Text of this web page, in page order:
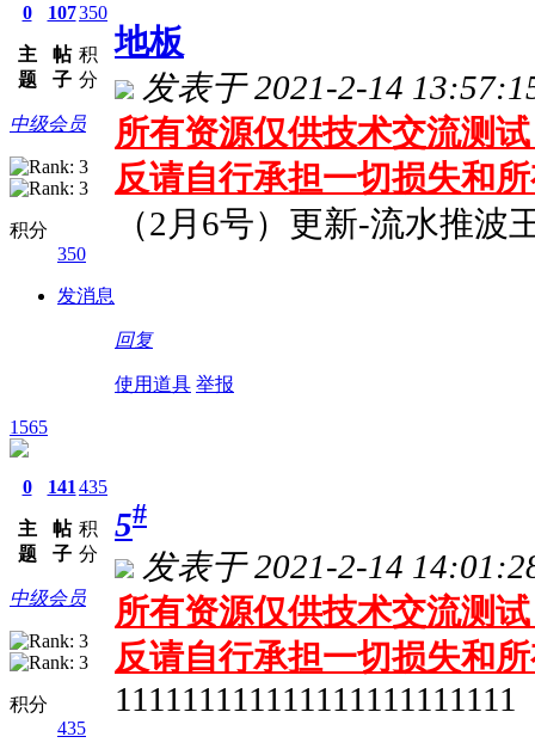
0
主
题
107
帖
子
350
积
分
中级会员
积分
350
发消息
地板
发表于 2021-2-14
所有资源仅供技术交流测
反请自行承担一切损失和
（2月6号）更新-流水推波
回复
使用道具 举报
1565
0
主
题
141
帖
子
435
积
分
中级会员
积分
435
5#
发表于 2021-2-14
所有资源仅供技术交流测
反请自行承担一切损失和
111111111111111111111111